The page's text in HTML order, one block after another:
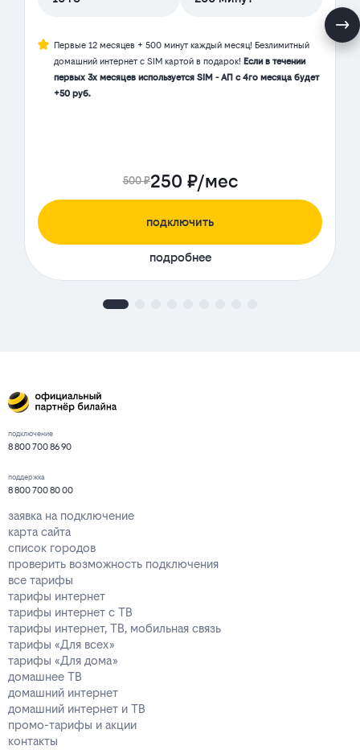
Первые 12 месяцев + 500 минут каждый месяц! Безлимитный
домашний интернет с SIM картой в подарок! Если в течении
первых 3х месяцев используется SIM - АП с 4го месяца будет
+50 руб.
500 ₽250 ₽/мес
подключить
подробнее
подключение
8 800 700 86 90
поддержка
8 800 700 80 00
заявка на подключение
карта сайта
список городов
проверить возможность подключения
все тарифы
тарифы интернет
тарифы интернет с ТВ
тарифы интернет, ТВ, мобильная связь
тарифы «Для всех»
тарифы «Для дома»
домашнее ТВ
домашний интернет
домашний интернет и ТВ
промо-тарифы и акции
контакты